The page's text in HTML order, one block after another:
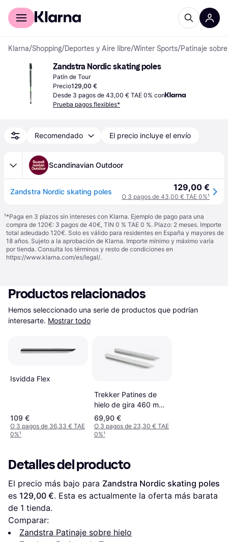
Comprar con Klarna
Klarna/Shopping/Deportes y Aire libre/Winter Sports/Patinaje
Zandstra Nordic skating poles
Patín de Tour
Precio129,00 €
Desde 3 pagos de 43,00 € TAE 0% con
Prueba pagos flexibles*
Recomendado El precio incluye el envío
Scandinavian Outdoor
Zandstra Nordic skating poles 129,00 €
O 3 pagos de 43,00 € TAE 0%¹
¹*Paga en 3 plazos sin intereses con Klarna. Ejemplo de pago para una
compra de 120€: 3 pagos de 40€, TIN 0 % TAE 0 %. Plazo: 2 meses. Importe
total adeudado 120€. Solo es válido para residentes en España y mayores de
18 años. Sujeto a la aprobación de Klarna. Importe mínimo y máximo varía
por tienda. Consulta los términos y resto de condiciones en
https://www.klarna.com/es/legal/.
Productos relacionados
Hemos seleccionado una serie de productos que podrían
interesarte. Mostrar todo
Isvidda Flex
109 €
O 3 pagos de 36,33 € TAE
0%¹
Trekker Patines de
hielo de gira 460 mm,
para fijaciones de
esquí
69,90 €
O 3 pagos de 23,30 € TAE
0%¹
Detalles del producto
El precio más bajo para Zandstra Nordic skating poles
es 129,00 €. Esta es actualmente la oferta más barata
de 1 tienda.
Comparar:
Zandstra Patinaje sobre hielo